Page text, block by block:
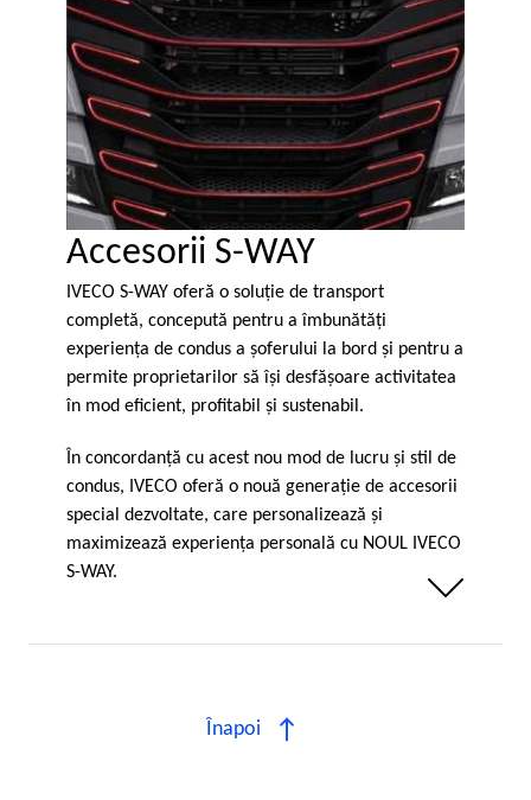
Accesorii S-WAY
IVECO S-WAY oferă o soluţie de transport
completă, concepută pentru a îmbunătăţi
experienţa de condus a şoferului la bord şi pentru a
permite proprietarilor să îşi desfăşoare activitatea
în mod eficient, profitabil şi sustenabil.
În concordanţă cu acest nou mod de lucru şi stil de
condus, IVECO oferă o nouă generaţie de accesorii
special dezvoltate, care personalizează şi
maximizează experienţa personală cu NOUL IVECO
S-WAY.
Weniger anzeigen
Înapoi